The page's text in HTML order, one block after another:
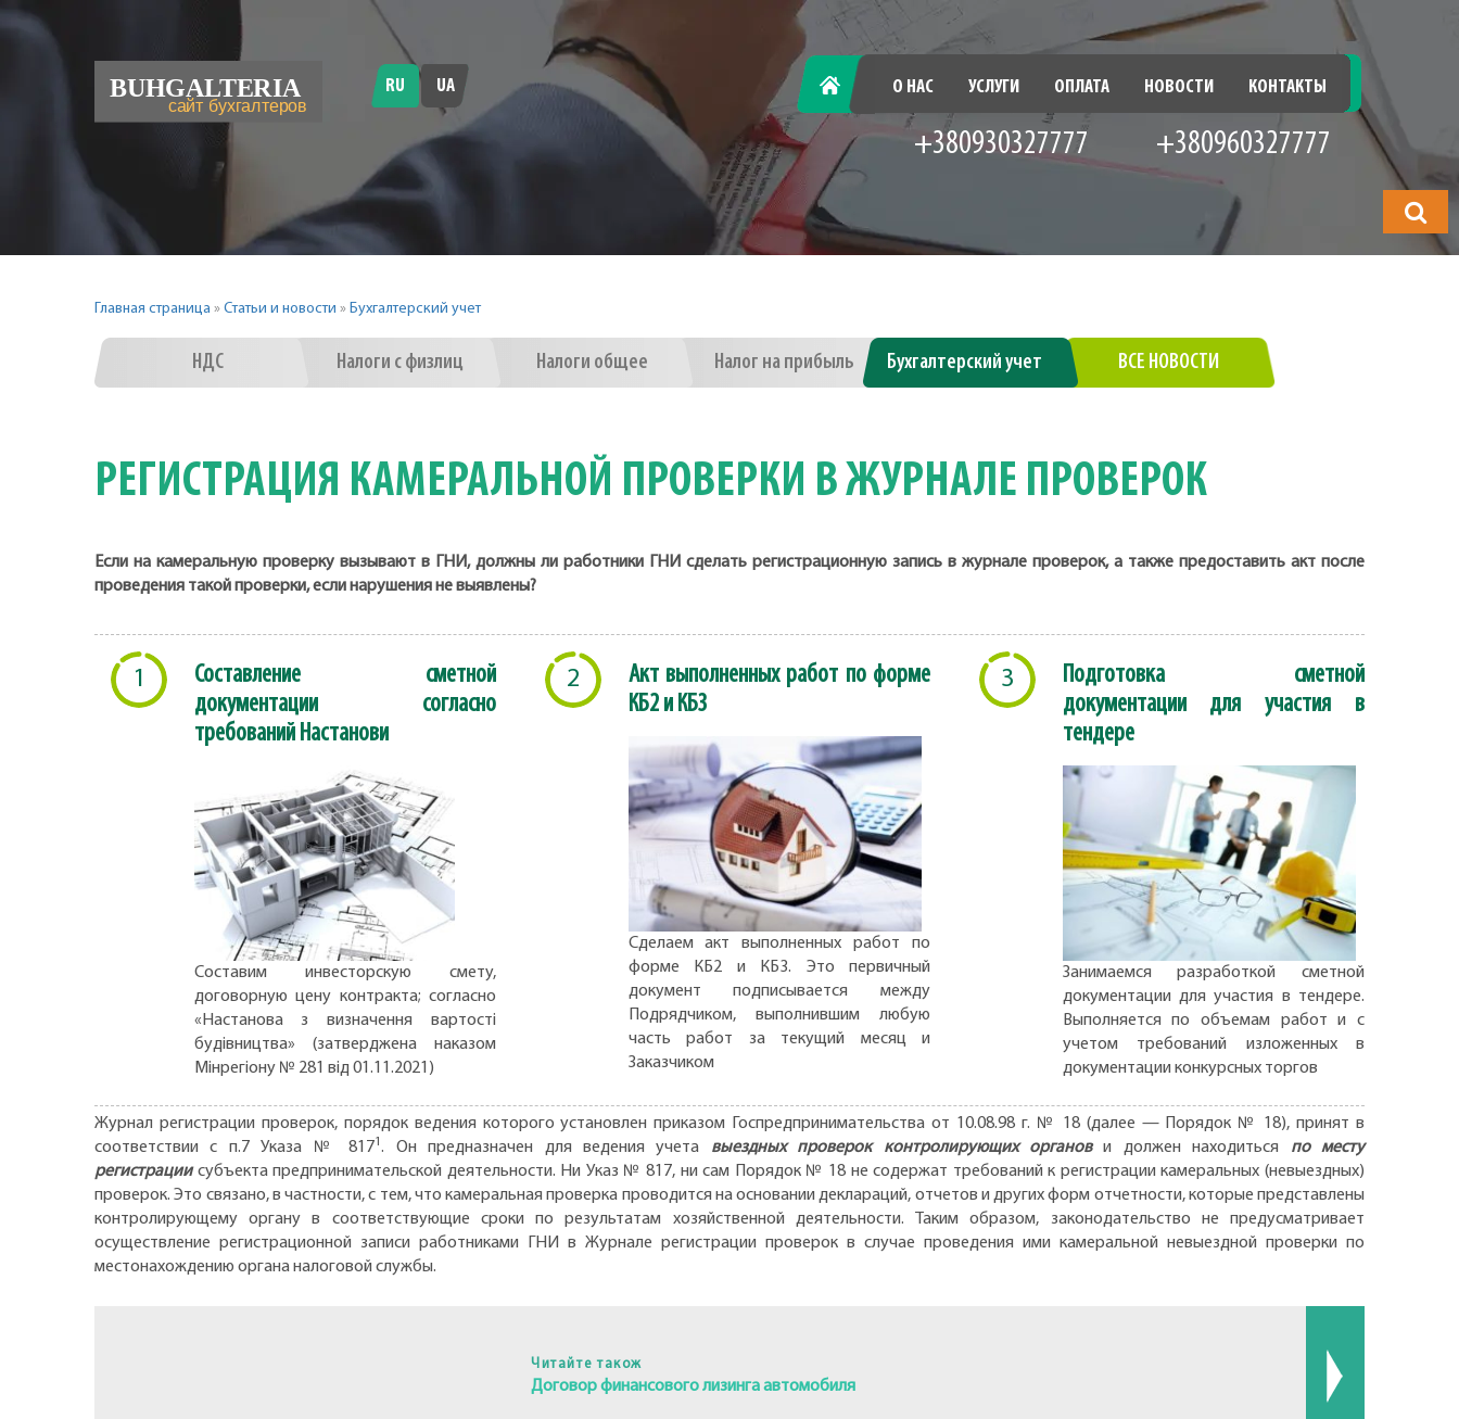
будете
RU UA ГЛАВНАЯ О НАС УСЛУГИ ОПЛАТА НОВОСТИ КОНТАКТЫ
+380930327777 +380960327777
Главная страница » Статьи и новости » Бухгалтерский учет
НДС Налоги с физлиц Налоги общее Налог на прибыль Бухгалтерский учет ВСЕ НОВОСТИ
РЕГИСТРАЦИЯ КАМЕРАЛЬНОЙ ПРОВЕРКИ В ЖУРНАЛЕ ПРОВЕРОК
Если на камеральную проверку вызывают в ГНИ, должны ли работники ГНИ сделать регистрационную запись в журнале проверок, а также предоставить акт после
проведения такой проверки, если нарушения не выявлены?
1
Составление сметной
документации согласно
требований Настанови
Составим инвесторскую смету,
договорную цену контракта; согласно
«Настанова з визначення вартості
будівництва» (затверджена наказом
Мінрегіону № 281 від 01.11.2021)
2
Акт выполненных работ по форме
КБ2 и КБ3
Сделаем акт выполненных работ по
форме КБ2 и КБ3. Это первичный
документ подписывается между
Подрядчиком, выполнившим любую
часть работ за текущий месяц и
Заказчиком
3
Подготовка сметной
документации для участия в
тендере
Занимаемся разработкой сметной
документации для участия в тендере.
Выполняется по объемам работ и с
учетом требований изложенных в
документации конкурсных торгов
Журнал регистрации проверок, порядок ведения которого установлен приказом Госпредпринимательства от 10.08.98 г. № 18 (далее — Порядок № 18), принят в
соответствии с п.7 Указа № 8171 . Он предназначен для ведения учета выездных проверок контролирующих органови должен находиться по месту
регистрациисубъекта предпринимательской деятельности. Ни Указ № 817, ни сам Порядок № 18 не содержат требований к регистрации камеральных (невыездных)
проверок. Это связано, в частности, с тем, что камеральная проверка проводится на основании деклараций, отчетов и других форм отчетности, которые представлены
контролирующему органу в соответствующие сроки по результатам хозяйственной деятельности. Таким образом, законодательство не предусматривает
осуществление регистрационной записи работниками ГНИ в Журнале регистрации проверок в случае проведения ими камеральной невыездной проверки по
местонахождению органа налоговой службы.
Читайте також
Договор финансового лизинга автомобиля